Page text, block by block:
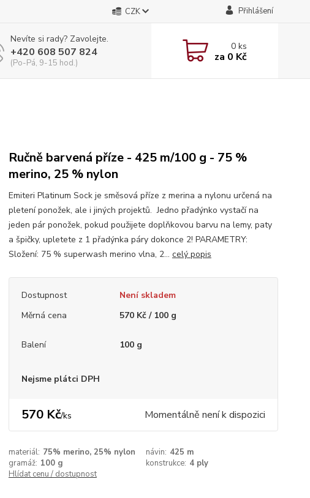
CZK Přihlášení
Nevíte si rady? Zavolejte.
+420 608 507 824
(Po-Pá, 9-15 hod.)
0ks
za 0 Kč
Ručně barvená příze - 425 m/100 g - 75 %
merino, 25 % nylon
Emiteri Platinum Sock je směsová příze z merina a nylonu určená na
pletení ponožek, ale i jiných projektů. Jedno přadýnko vystačí na
jeden pár ponožek, pokud použijete doplňkovou barvu na lemy, paty
a špičky, upletete z 1 přadýnka páry dokonce 2! PARAMETRY:
Složení: 75 % superwash merino vlna, 2... celý popis
Dostupnost
Není skladem
Měrná cena
570 Kč / 100 g
Balení 100 g
Nejsme plátci DPH
570 Kč/ks Momentálně není k dispozici
materiál: 75% merino, 25% nylon návin: 425 m
gramáž: 100 g konstrukce: 4 ply
Hlídat cenu / dostupnost